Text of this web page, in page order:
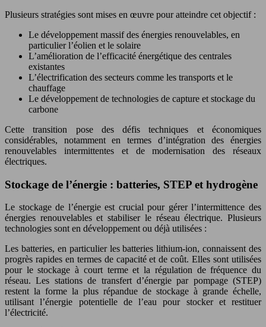
Plusieurs stratégies sont mises en œuvre pour atteindre cet objectif :
Le développement massif des énergies renouvelables, en
particulier l’éolien et le solaire
L’amélioration de l’efficacité énergétique des centrales
existantes
L’électrification des secteurs comme les transports et le
chauffage
Le développement de technologies de capture et stockage du
carbone
Cette transition pose des défis techniques et économiques
considérables, notamment en termes d’intégration des énergies
renouvelables intermittentes et de modernisation des réseaux
électriques.
Stockage de l’énergie : batteries, STEP et hydrogène
Le stockage de l’énergie est crucial pour gérer l’intermittence des
énergies renouvelables et stabiliser le réseau électrique. Plusieurs
technologies sont en développement ou déjà utilisées :
Les batteries, en particulier les batteries lithium-ion, connaissent des
progrès rapides en termes de capacité et de coût. Elles sont utilisées
pour le stockage à court terme et la régulation de fréquence du
réseau. Les stations de transfert d’énergie par pompage (STEP)
restent la forme la plus répandue de stockage à grande échelle,
utilisant l’énergie potentielle de l’eau pour stocker et restituer
l’électricité.